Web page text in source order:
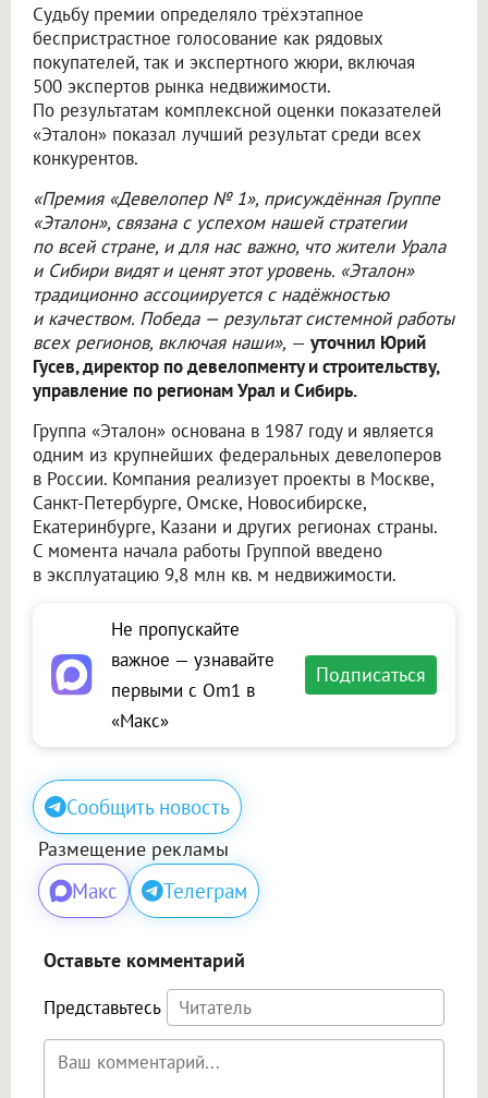
Судьбу премии определяло трёхэтапное
беспристрастное голосование как рядовых
покупателей, так и экспертного жюри, включая
500 экспертов рынка недвижимости.
По результатам комплексной оценки показателей
«Эталон» показал лучший результат среди всех
конкурентов.
«Премия «Девелопер № 1», присуждённая Группе
«Эталон», связана с успехом нашей стратегии
по всей стране, и для нас важно, что жители Урала
и Сибири видят и ценят этот уровень. «Эталон»
традиционно ассоциируется с надёжностью
и качеством. Победа — результат системной работы
всех регионов, включая наши», — уточнил Юрий
Гусев, директор по девелопменту и строительству,
управление по регионам Урал и Сибирь.
Группа «Эталон» основана в 1987 году и является
одним из крупнейших федеральных девелоперов
в России. Компания реализует проекты в Москве,
Санкт-Петербурге, Омске, Новосибирске,
Екатеринбурге, Казани и других регионах страны.
С момента начала работы Группой введено
в эксплуатацию 9,8 млн кв. м недвижимости.
Не пропускайте
важное — узнавайте
первыми с Om1 в
«Макс»
Подписаться
Сообщить новость
Размещение рекламы
Макс Телеграм
Оставьте комментарий
Представьтесь